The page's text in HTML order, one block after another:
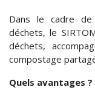
Dans le cadre
déchets, le
déchets,
compostage
Quels avantages ?